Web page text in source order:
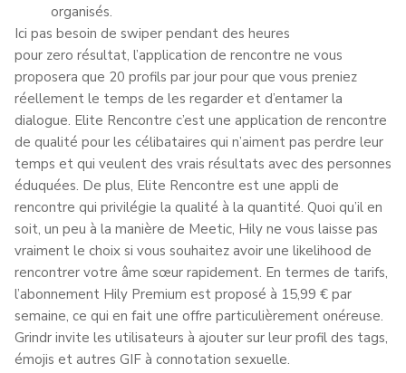
organisés.
Ici pas besoin de swiper pendant des heures
pour zero résultat, l’application de rencontre ne vous
proposera que 20 profils par jour pour que vous preniez
réellement le temps de les regarder et d’entamer la
dialogue. Elite Rencontre c’est une application de rencontre
de qualité pour les célibataires qui n’aiment pas perdre leur
temps et qui veulent des vrais résultats avec des personnes
éduquées. De plus, Elite Rencontre est une appli de
rencontre qui privilégie la qualité à la quantité. Quoi qu’il en
soit, un peu à la manière de Meetic, Hily ne vous laisse pas
vraiment le choix si vous souhaitez avoir une likelihood de
rencontrer votre âme sœur rapidement. En termes de tarifs,
l’abonnement Hily Premium est proposé à 15,99 € par
semaine, ce qui en fait une offre particulièrement onéreuse.
Grindr invite les utilisateurs à ajouter sur leur profil des tags,
émojis et autres GIF à connotation sexuelle.